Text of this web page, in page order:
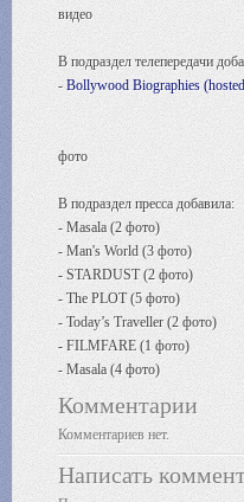
видео
В подраздел телепередачи
- Bollywood Biographies
фото
В подраздел пресса добавила:
- Masala (2 фото)
- Man's World (3 фото)
- STARDUST (2 фото)
- The PLOT (5 фото)
- Today’s Traveller (2 фото)
- FILMFARE (1 фото)
- Masala (4 фото)
Комментарии
Комментариев нет.
Написать